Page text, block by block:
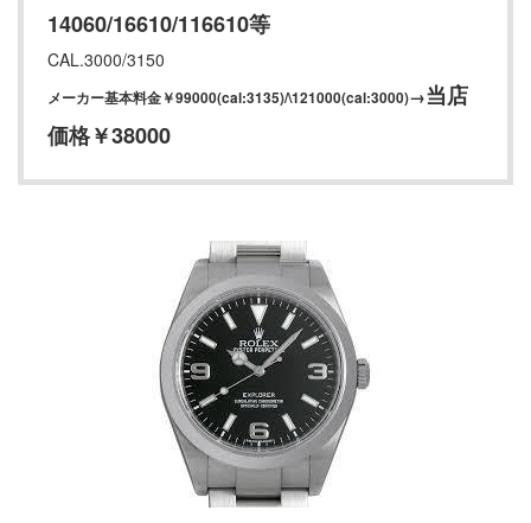
14060/16610/116610等
CAL.3000/3150
メーカー基本料金￥99000(cal:3135)/\121000(cal:3000)→当店
価格￥38000